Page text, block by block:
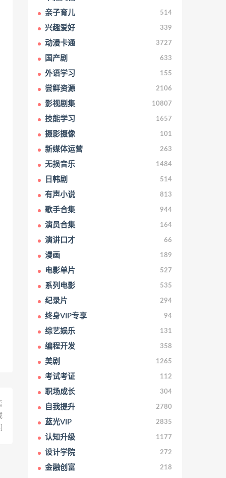
亲子育儿 514
兴趣爱好 339
动漫卡通 3727
国产剧 633
外语学习 155
尝鲜资源 2106
影视剧集 10807
技能学习 1657
摄影摄像 101
新媒体运营 263
无损音乐 1484
日韩剧 514
有声小说 813
歌手合集 944
演员合集 164
演讲口才 66
漫画 189
电影单片 527
系列电影 535
纪录片 294
终身VIP专享 94
综艺娱乐 131
编程开发 358
美剧 1265
考试考证 112
职场成长 304
自我提升 2780
蓝光VIP 2835
认知升级 1177
设计学院 272
金融创富 218